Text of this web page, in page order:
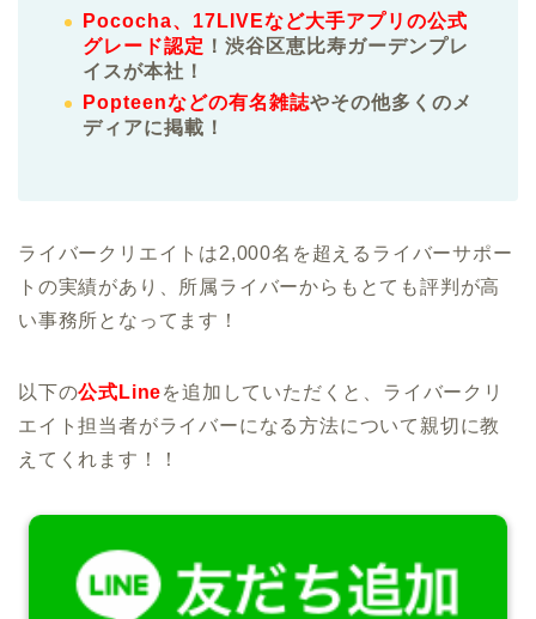
Pococha、17LIVEなど大手アプリの公式
グレード認定 ！渋谷区恵比寿ガーデンプレ
イスが本社！
Popteenなどの有名雑誌やその他多くのメ
ディアに掲載！
ライバークリエイトは2,000名を超えるライバーサポー
トの実績があり、所属ライバーからもとても評判が高
い事務所となってます！
以下の公式Lineを追加していただくと、ライバークリ
エイト担当者がライバーになる方法について親切に教
えてくれます！！